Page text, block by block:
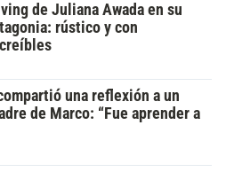
de Juliana Awada en su
rústico y con
una reflexión a un
de Marco: “Fue aprender a